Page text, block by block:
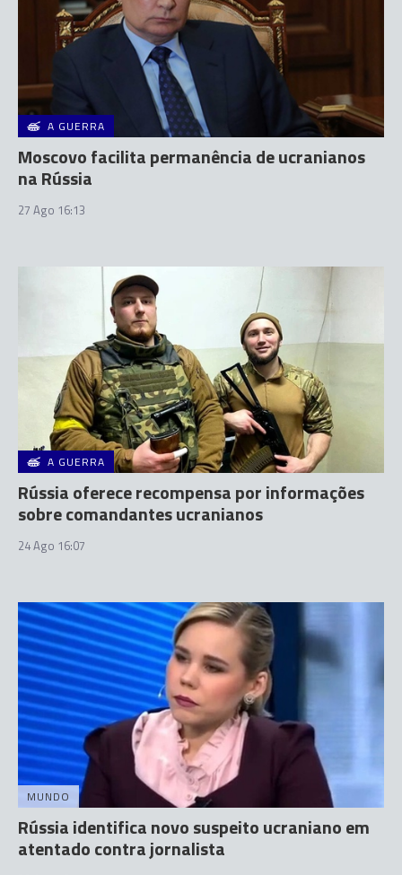
A GUERRA
Moscovo facilita permanência de ucranianos
na Rússia
27 Ago 16:13
A GUERRA
Rússia oferece recompensa por informações
sobre comandantes ucranianos
24 Ago 16:07
MUNDO
Rússia identifica novo suspeito ucraniano em
atentado contra jornalista